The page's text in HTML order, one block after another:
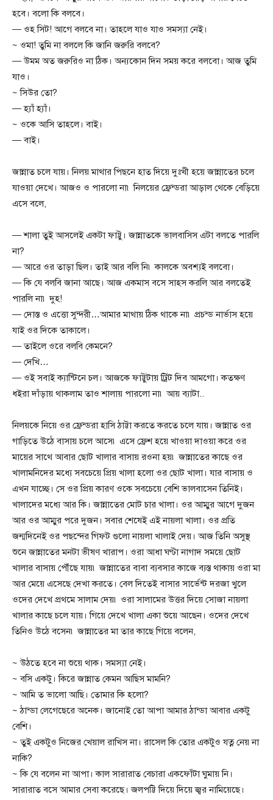
হবে। বলো কি বলবে।
— ওহ সিট! আগে বলবে না। তাহলে যাও যাও সমস্যা নেই।
~ ওমা! তুমি না বললে কি জানি জরুরি বলবে?
— উমম অত জরুরিও না ঠিক। অন্যকোন দিন সময় করে বলবো। আজ তুমি
যাও।
~ সিউর তো?
— হ্যাঁ হ্যাঁ।
~ ওকে আসি তাহলে। বাই।
— বাই।
জান্নাত চলে যায়। নিলয় মাথার পিছনে হাত দিয়ে দুঃখী হয়ে জান্নাতের চলে
যাওয়া দেখে। আজও ও পারলো না৷ নিলয়ের ফ্রেন্ডরা আড়াল থেকে বেড়িয়ে
এসে বলে,
— শালা তুই আসলেই একটা ফাট্টু। জান্নাতকে ভালবাসিস এটা বলতে পারলি
না?
— আরে ওর তাড়া ছিল। তাই আর বলি নি৷ কালকে অবশ্যই বলবো।
— কি যে বলবি জানা আছে। আজ একমাস বসে সাহস করলি আর বলতেই
পারলি না৷ দুহ!
— দোস্ত ও এত্তো সুন্দরী…আমার মাথায় ঠিক থাকে না৷ প্রচন্ড নার্ভাস হয়ে
যাই ওর দিকে তাকালে।
— তাইলে ওরে বলবি কেমনে?
— দেখি…
— ওই সবাই ক্যান্টিনে চল। আজকে ফাট্টুটায় ট্রিট দিব আমগো। কতক্ষণ
ধইরা দাঁড়ায় থাকলাম তাও শালায় পারলো না৷ আয় ব্যাটা..
নিলয়কে নিয়ে ওর ফ্রেন্ডরা হাসি ঠাট্টা করতে করতে চলে যায়। জান্নাত ওর
গাড়িতে উঠে বাসায় চলে আসে৷ এসে ফ্রেশ হয়ে খাওয়া দাওয়া করে ওর
মায়ের সাথে আবার ছোট খালার বাসায় রওনা হয়৷ জান্নাতের কাছে ওর
খালামনিদের মধ্যে সবচেয়ে প্রিয় খালা হলো ওর ছোট খালা। যার বাসায় ও
এখন যাচ্ছে। সে ওর প্রিয় কারণ ওকে সবচেয়ে বেশি ভালবাসেন তিনিই।
খালাদের মধ্যে আর কি। জান্নাতের মোট চার খালা। ওর আম্মুর আগে দুজন
আর ওর আম্মুর পরে দুজন। সবার শেষেই এই নায়লা খালা। ওর প্রতি
জন্মদিনেই ওর পছন্দের গিফট গুলো নায়লা খালাই দেয়। আজ তিনি অসুস্থ
শুনে জান্নাতের মনটা ভীষণ খারাপ। ওরা আধা ঘণ্টা নাগাদ সময়ে ছোট
খালার বাসায় পৌঁছে যায়৷ জান্নাতের বাবা ব্যবসার কাজে ব্যস্ত থাকায় ওরা মা
আর মেয়ে এসেছে দেখা করতে। বেল দিতেই বাসার সার্ভেন্ট দরজা খুলে
ওদের দেখে প্রথমে সালাম দেয়৷ ওরা সালামের উত্তর দিয়ে সোজা নায়লা
খালার কাছে চলে যায়। গিয়ে দেখে খালা একা শুয়ে আছেন। ওদের দেখে
তিনিও উঠে বসেন৷ জান্নাতের মা তার কাছে গিয়ে বলেন,
~ উঠতে হবে না শুয়ে থাক। সমস্যা নেই।
~ বসি একটু। কিরে জান্নাত কেমন আছিস মামনি?
~ আমি ত ভালো আছি। তোমার কি হলো?
~ ঠান্ডা লেগেছেরে অনেক। জানোই তো আপা আমার ঠান্ডা আবার একটু
বেশি।
~ তুই একটুও নিজের খেয়াল রাখিস না। রাসেল কি তোর একটুও যত্ন নেয় না
নাকি?
~ কি যে বলেন না আপা। কাল সারারাত বেচারা একফোঁটা ঘুমায় নি।
সারারাত বসে আমার সেবা করেছে। জলপট্টি দিয়ে দিয়ে জ্বর নামিয়েছে।